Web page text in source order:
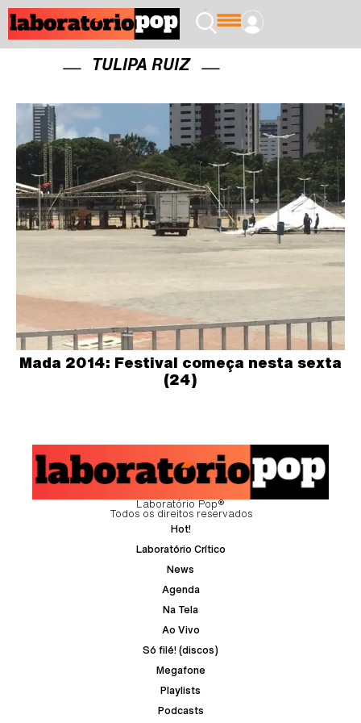
TULIPA RUIZ
Mada 2014: Festival começa nesta sexta
(24)
Laboratório Pop®
Todos os direitos reservados
Hot!
Laboratório Crítico
News
Agenda
Na Tela
Ao Vivo
Só filé! (discos)
Megafone
Playlists
Podcasts